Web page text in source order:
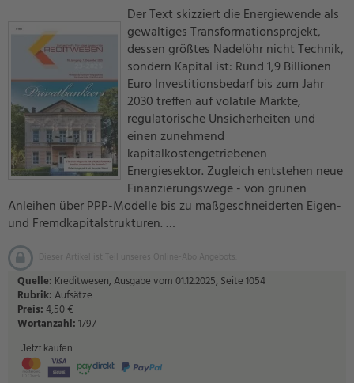
Der Text skizziert die Energiewende als
gewaltiges Transformationsprojekt,
dessen größtes Nadelöhr nicht Technik,
sondern Kapital ist: Rund 1,9 Billionen
Euro Investitionsbedarf bis zum Jahr
2030 treffen auf volatile Märkte,
regulatorische Unsicherheiten und
einen zunehmend
kapitalkostengetriebenen
Energiesektor. Zugleich entstehen neue
Finanzierungswege - von grünen
Anleihen über PPP-Modelle bis zu maßgeschneiderten Eigen-
und Fremdkapitalstrukturen. …
Dieser Artikel ist Teil unseres Online-Abo Angebots.
Quelle: Kreditwesen, Ausgabe vom 01.12.2025, Seite 1054
Rubrik:Aufsätze
Preis:4,50 €
Wortanzahl:1797
Jetzt kaufen